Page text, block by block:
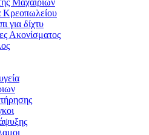
Μαχαιριών
Κρεοπωλείου
για δίχτυ
Ακονίσματος